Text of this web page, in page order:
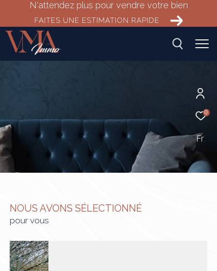
N'attendez plus pour vendre votre bien
FAITES UNE ESTIMATION RAPIDE
0
Fr
NOUS AVONS SÉLECTIONNÉ
pour vous